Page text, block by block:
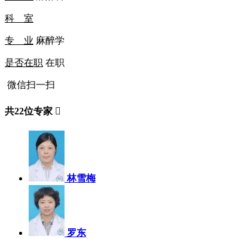
科 室
专 业 麻醉学
是否在职 在职
微信扫一扫
共22位专家 
林雪梅
罗东